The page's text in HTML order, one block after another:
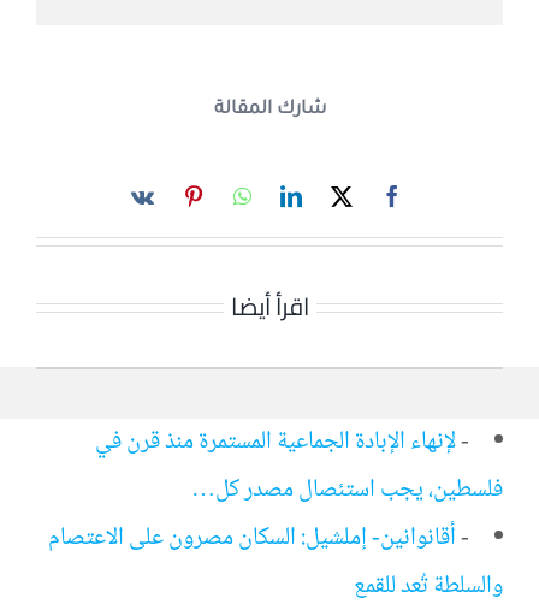
شارك المقالة
اقرأ أيضا
-لإنهاء الإبادة الجماعية المستمرة منذ قرن في
فلسطين، يجب استئصال مصدر كل…
-أقانوانين- إملشيل: السكان مصرون على الاعتصام
والسلطة تُعد للقمع